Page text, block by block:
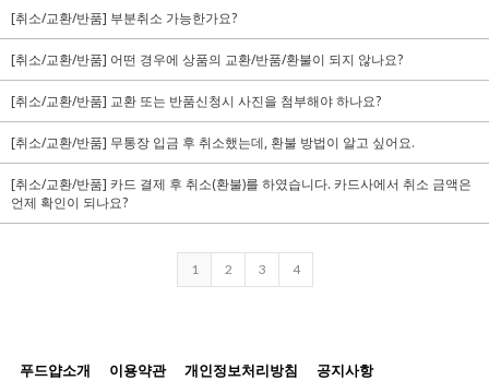
[취소/교환/반품] 부분취소 가능한가요?
[취소/교환/반품] 어떤 경우에 상품의 교환/반품/환불이 되지 않나요?
[취소/교환/반품] 교환 또는 반품신청시 사진을 첨부해야 하나요?
[취소/교환/반품] 무통장 입금 후 취소했는데, 환불 방법이 알고 싶어요.
[취소/교환/반품] 카드 결제 후 취소(환불)를 하였습니다. 카드사에서 취소 금액은
언제 확인이 되나요?
1 2 3 4
푸드얍소개 이용약관 개인정보처리방침 공지사항